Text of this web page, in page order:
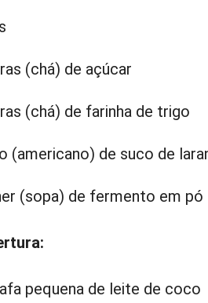
(chá) de açúcar
(chá) de farinha de trigo
(americano) de suco de
(sopa) de fermento em pó
pequena de leite de coco